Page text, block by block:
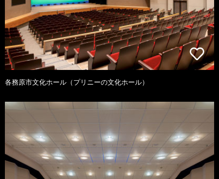
各務原市文化ホール（プリニーの文化ホール）